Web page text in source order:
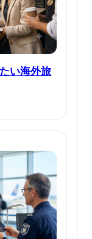
い海外旅